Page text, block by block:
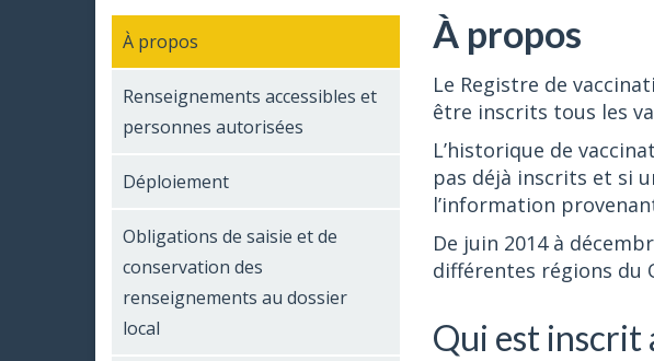
santé
À propos
Renseignements accessibles et
personnes autorisées
Déploiement
Obligations de saisie et de
conservation des
renseignements au dossier
local
À propos
Le Registre de
être inscrits tous les
L’historique de
pas déjà inscrits et si
l’information
De juin 2014 à
différentes régions du
Qui est inscrit